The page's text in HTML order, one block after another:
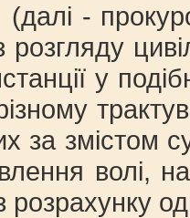
-
у
за змістом
волі,